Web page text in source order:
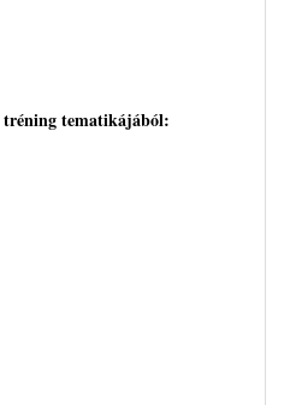
tematikájából: